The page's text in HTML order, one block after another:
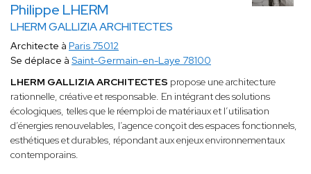
Philippe LHERM
LHERM GALLIZIA ARCHITECTES
Architecte à Paris 75012
Se déplace à Saint-Germain-en-Laye 78100
LHERM GALLIZIA ARCHITECTES propose une architecture
rationnelle, créative et responsable. En intégrant des solutions
écologiques, telles que le réemploi de matériaux et l’utilisation
d’énergies renouvelables, l’agence conçoit des espaces fonctionnels,
esthétiques et durables, répondant aux enjeux environnementaux
contemporains.